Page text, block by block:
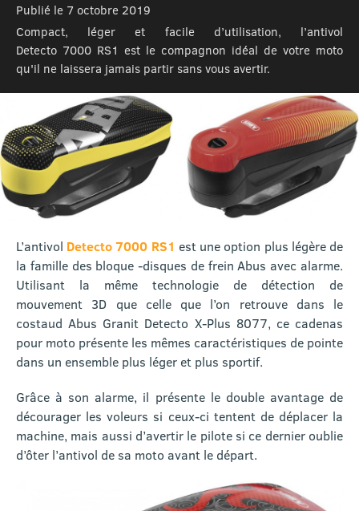
Publié le 7 octobre 2019
Compact, léger et facile d’utilisation, l’antivol
Detecto 7000 RS1 est le compagnon idéal de votre moto
qu'il ne laissera jamais partir sans vous avertir.
L’antivol Detecto 7000 RS1 est une option plus légère de
la famille des bloque -disques de frein Abus avec alarme.
Utilisant la même technologie de détection de
mouvement 3D que celle que l’on retrouve dans le
costaud Abus Granit Detecto X-Plus 8077, ce cadenas
pour moto présente les mêmes caractéristiques de pointe
dans un ensemble plus léger et plus sportif.
Grâce à son alarme, il présente le double avantage de
décourager les voleurs si ceux-ci tentent de déplacer la
machine, mais aussi d’avertir le pilote si ce dernier oublie
d’ôter l’antivol de sa moto avant le départ.